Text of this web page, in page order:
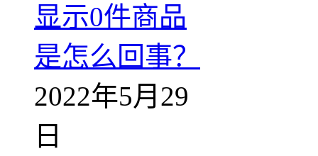
显示0件商品
是怎么回事？
2022年5月29
日